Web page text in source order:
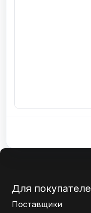
Для
Поставщики